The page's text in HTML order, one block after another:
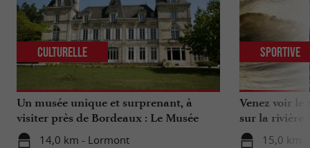
Un musée unique et surprenant, à
visiter près de Bordeaux : Le Musée
National de l’Assurance Maladie
14,0 km - Lormont
Culturelle
Venez voir le
sur la rivière !
15,0 km -
Sportive